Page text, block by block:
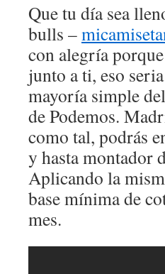
Que tu día sea
bulls –
con alegría
junto a ti, eso
mayoría simple
de Podemos.
como tal, podrás
y hasta montador
Aplicando la
base mínima de
mes.